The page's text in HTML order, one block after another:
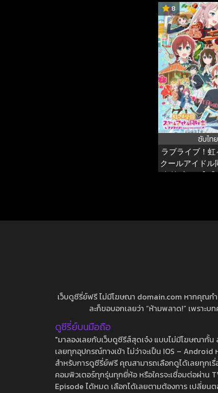
8
ซับไทย
ラブライブ！
クールアイドル
編 第1章 เลิฟไล
เว็บดูซีรี่ย์ฟรี ไม่มีโฆษณา domain.com หากคุณก
ละก็ขอบอกเลยว่า “ห้ามพลาด!” เพราะ
ดูซีรี่ย์บนมือถือ
"มาลองเลยกับเว็บดูซีรีส์สุดเจ๋ง แบบไม่มีโฆษณากั้
เลยทุกอุปกรณ์ทางเข้า ไม่ว่าจะเป็น IOS –
สำหรับการดูซีรี่ย์ฟรี คุณสามารถเลือกดูได้เลยทุกเ
คอมพิวเตอร์ทุกรุ่นทุกยี่ห้อ หรือใครจะเชื่อมต่อผ่าน
Episode ได้หมด เลือกได้เลยตามต้องการ เปลี่ยน